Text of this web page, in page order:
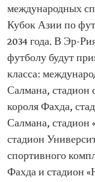
международных
Кубок Азии по
2034 года. В Эр-
футболу будут
класса:
Салмана, стадион
короля Фахда,
Салмана, стадион
стадион
спортивного
Фахда и стадион